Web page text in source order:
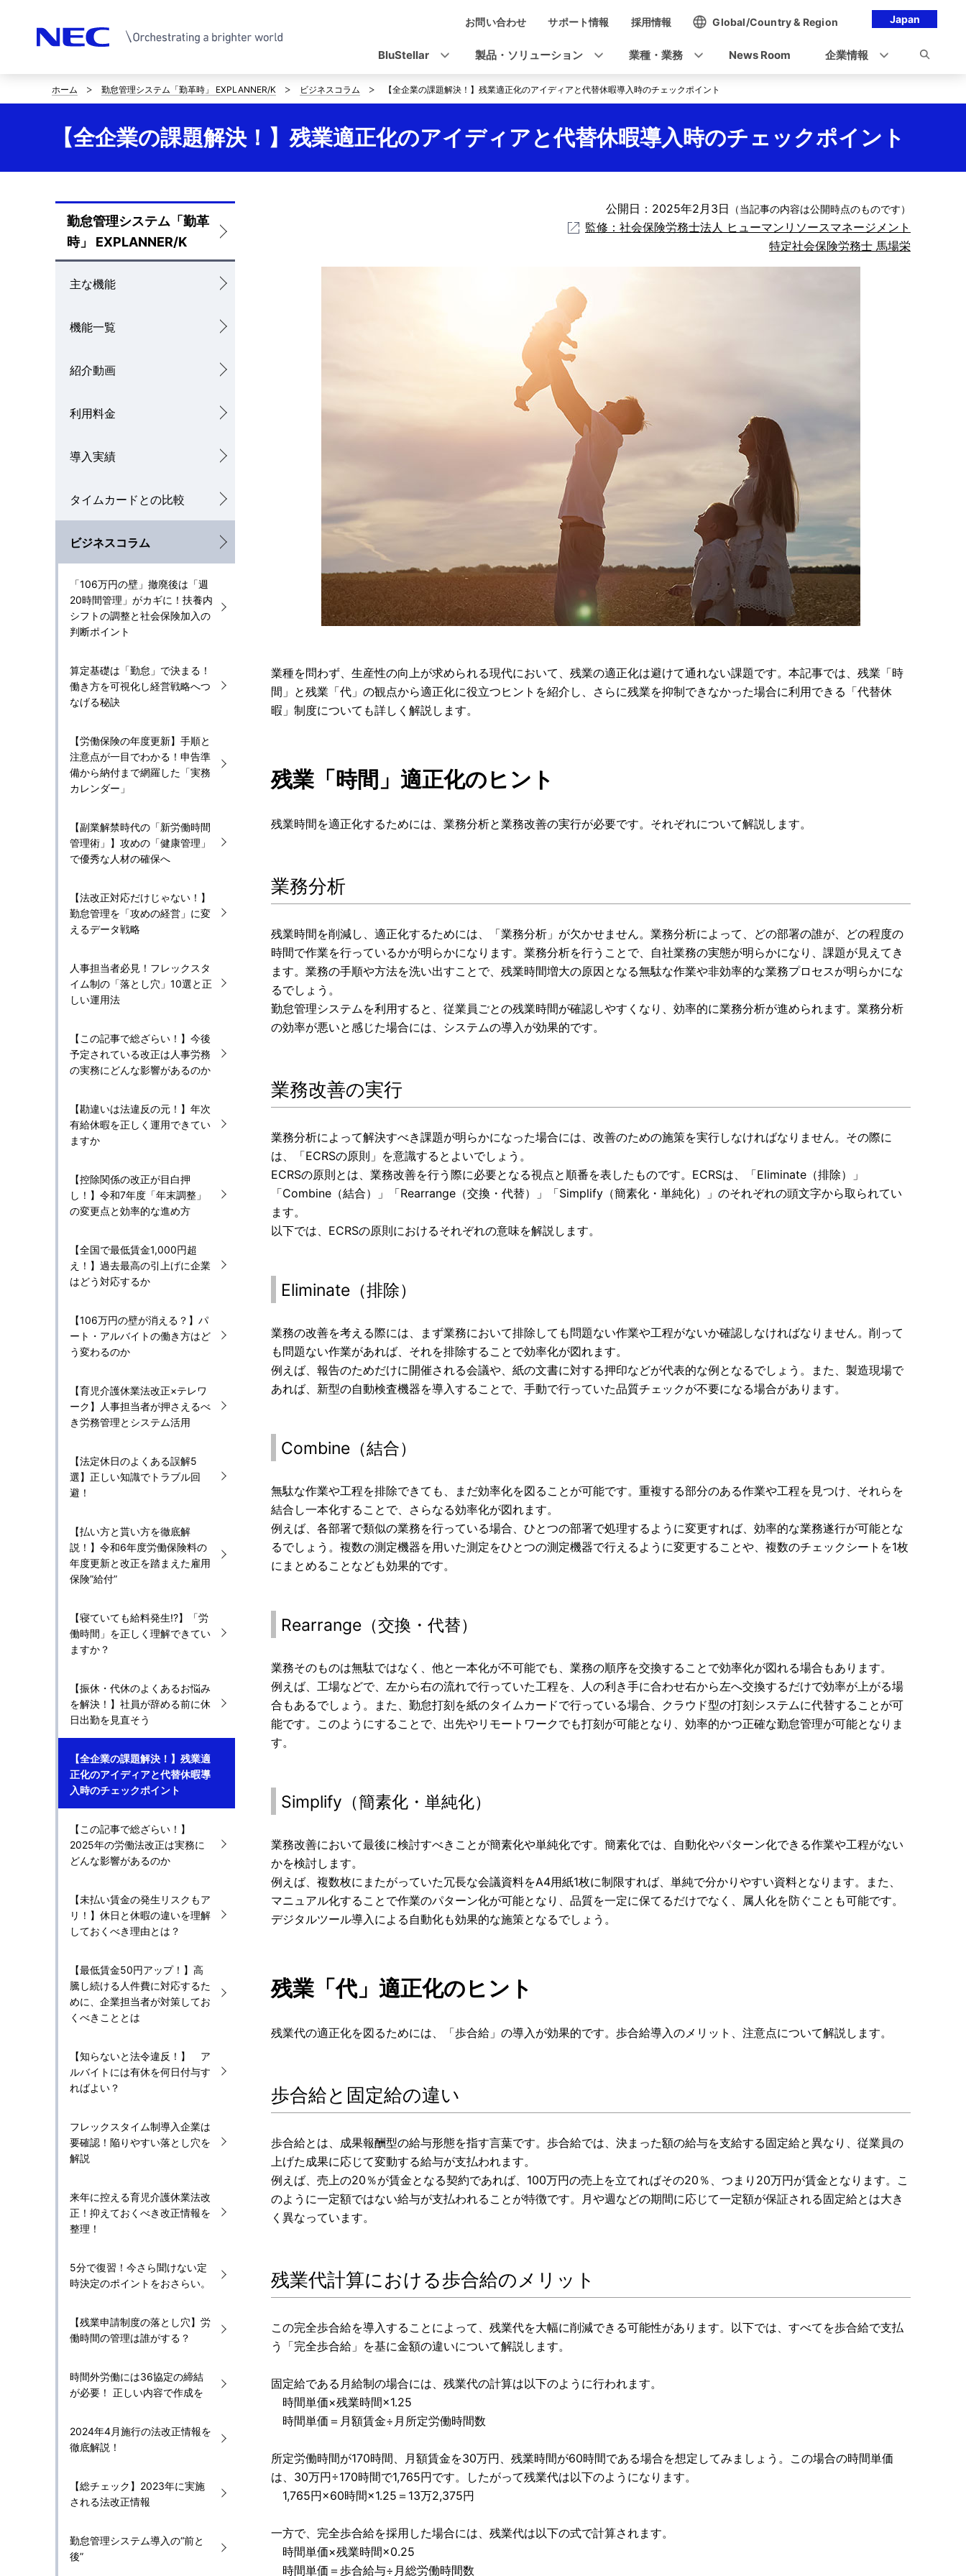
Japan
ゲ
ー
シ
お問い合わせ サポート情報 採用情報 Global/Country & Region
BluStellar 製品・ソリューション 業種・業務 News Room 企業情報
サ
イ
ト
の
現
在
ま
ホーム 勤怠管理システム「勤革時」 EXPLANNER/K ビジネスコラム 【全企業の課題解決！】残業適正化のアイディアと代替休暇導入時のチェックポイント
【全企業の課題解決！】残業適正化のアイディアと代替休暇導入時のチェックポイント
ロ
ー
カ
ビ
シ
ン
勤怠管理システム「勤革
時」 EXPLANNER/K
主な機能
機能一覧
紹介動画
利用料金
導入実績
タイムカードとの比較
ビジネスコラム
「106万円の壁」撤廃後は「週
20時間管理」がカギに！扶養内
シフトの調整と社会保険加入の
判断ポイント
算定基礎は「勤怠」で決まる！
働き方を可視化し経営戦略へつ
なげる秘訣
【労働保険の年度更新】手順と
注意点が一目でわかる！申告準
備から納付まで網羅した「実務
カレンダー」
【副業解禁時代の「新労働時間
管理術」】攻めの「健康管理」
で優秀な人材の確保へ
【法改正対応だけじゃない！】
勤怠管理を「攻めの経営」に変
えるデータ戦略
人事担当者必見！フレックスタ
イム制の「落とし穴」10選と正
しい運用法
【この記事で総ざらい！】今後
予定されている改正は人事労務
の実務にどんな影響があるのか
【勘違いは法違反の元！】年次
有給休暇を正しく運用できてい
ますか
【控除関係の改正が目白押
し！】令和7年度「年末調整」
の変更点と効率的な進め方
【全国で最低賃金1,000円超
え！】過去最高の引上げに企業
はどう対応するか
【106万円の壁が消える？】パ
ート・アルバイトの働き方はど
う変わるのか
【育児介護休業法改正×テレワ
ーク】人事担当者が押さえるべ
き労務管理とシステム活用
【法定休日のよくある誤解5
選】正しい知識でトラブル回
避！
【払い方と貰い方を徹底解
説！】令和6年度労働保険料の
年度更新と改正を踏まえた雇用
保険”給付”
【寝ていても給料発生!?】「労
働時間」を正しく理解できてい
ますか？
【振休・代休のよくあるお悩み
を解決！】社員が辞める前に休
日出勤を見直そう
【全企業の課題解決！】残業適
正化のアイディアと代替休暇導
入時のチェックポイント
【この記事で総ざらい！】
2025年の労働法改正は実務に
どんな影響があるのか
【未払い賃金の発生リスクもア
リ！】休日と休暇の違いを理解
しておくべき理由とは？
【最低賃金50円アップ！】高
騰し続ける人件費に対応するた
めに、企業担当者が対策してお
くべきこととは
【知らないと法令違反！】 ア
ルバイトには有休を何日付与す
ればよい？
フレックスタイム制導入企業は
要確認！陥りやすい落とし穴を
解説
来年に控える育児介護休業法改
正！抑えておくべき改正情報を
整理！
5分で復習！今さら聞けない定
時決定のポイントをおさらい。
【残業申請制度の落とし穴】労
働時間の管理は誰がする？
時間外労働には36協定の締結
が必要！ 正しい内容で作成を
2024年4月施行の法改正情報を
徹底解説！
【総チェック】2023年に実施
される法改正情報
勤怠管理システム導入の“前と
後”
公開日：2025年2月3日 （当記事の内容は公開時点のものです）
監修：社会保険労務士法人 ヒューマンリソースマネージメント
特定社会保険労務士 馬場栄
業種を問わず、生産性の向上が求められる現代において、残業の適正化は避けて通れない課題です。本記事では、残業「時
間」と残業「代」の観点から適正化に役立つヒントを紹介し、さらに残業を抑制できなかった場合に利用できる「代替休
暇」制度についても詳しく解説します。
残業「時間」適正化のヒント
残業時間を適正化するためには、業務分析と業務改善の実行が必要です。それぞれについて解説します。
業務分析
残業時間を削減し、適正化するためには、「業務分析」が欠かせません。業務分析によって、どの部署の誰が、どの程度の
時間で作業を行っているかが明らかになります。業務分析を行うことで、自社業務の実態が明らかになり、課題が見えてき
ます。業務の手順や方法を洗い出すことで、残業時間増大の原因となる無駄な作業や非効率的な業務プロセスが明らかにな
るでしょう。
勤怠管理システムを利用すると、従業員ごとの残業時間が確認しやすくなり、効率的に業務分析が進められます。業務分析
の効率が悪いと感じた場合には、システムの導入が効果的です。
業務改善の実行
業務分析によって解決すべき課題が明らかになった場合には、改善のための施策を実行しなければなりません。その際に
は、「ECRSの原則」を意識するとよいでしょう。
ECRSの原則とは、業務改善を行う際に必要となる視点と順番を表したものです。ECRSは、「Eliminate（排除）」
「Combine（結合）」「Rearrange（交換・代替）」「Simplify（簡素化・単純化）」のそれぞれの頭文字から取られてい
ます。
以下では、ECRSの原則におけるそれぞれの意味を解説します。
Eliminate（排除）
業務の改善を考える際には、まず業務において排除しても問題ない作業や工程がないか確認しなければなりません。削って
も問題ない作業があれば、それを排除することで効率化が図れます。
例えば、報告のためだけに開催される会議や、紙の文書に対する押印などが代表的な例となるでしょう。また、製造現場で
あれば、新型の自動検査機器を導入することで、手動で行っていた品質チェックが不要になる場合があります。
Combine（結合）
無駄な作業や工程を排除できても、まだ効率化を図ることが可能です。重複する部分のある作業や工程を見つけ、それらを
結合し一本化することで、さらなる効率化が図れます。
例えば、各部署で類似の業務を行っている場合、ひとつの部署で処理するように変更すれば、効率的な業務遂行が可能とな
るでしょう。複数の測定機器を用いた測定をひとつの測定機器で行えるように変更することや、複数のチェックシートを1枚
にまとめることなども効果的です。
Rearrange（交換・代替）
業務そのものは無駄ではなく、他と一本化が不可能でも、業務の順序を交換することで効率化が図れる場合もあります。
例えば、工場などで、左から右の流れで行っていた工程を、人の利き手に合わせ右から左へ交換するだけで効率が上がる場
合もあるでしょう。また、勤怠打刻を紙のタイムカードで行っている場合、クラウド型の打刻システムに代替することが可
能です。このようにすることで、出先やリモートワークでも打刻が可能となり、効率的かつ正確な勤怠管理が可能となりま
す。
Simplify（簡素化・単純化）
業務改善において最後に検討すべきことが簡素化や単純化です。簡素化では、自動化やパターン化できる作業や工程がない
かを検討します。
例えば、複数枚にまたがっていた冗長な会議資料をA4用紙1枚に制限すれば、単純で分かりやすい資料となります。また、
マニュアル化することで作業のパターン化が可能となり、品質を一定に保てるだけでなく、属人化を防ぐことも可能です。
デジタルツール導入による自動化も効果的な施策となるでしょう。
残業「代」適正化のヒント
残業代の適正化を図るためには、「歩合給」の導入が効果的です。歩合給導入のメリット、注意点について解説します。
歩合給と固定給の違い
歩合給とは、成果報酬型の給与形態を指す言葉です。歩合給では、決まった額の給与を支給する固定給と異なり、従業員の
上げた成果に応じて変動する給与が支払われます。
例えば、売上の20％が賃金となる契約であれば、100万円の売上を立てればその20％、つまり20万円が賃金となります。こ
のように一定額ではない給与が支払われることが特徴です。月や週などの期間に応じて一定額が保証される固定給とは大き
く異なっています。
残業代計算における歩合給のメリット
この完全歩合給を導入することによって、残業代を大幅に削減できる可能性があります。以下では、すべてを歩合給で支払
う「完全歩合給」を基に金額の違いについて解説します。
固定給である月給制の場合には、残業代の計算は以下のように行われます。
時間単価×残業時間×1.25
時間単価＝月額賃金÷月所定労働時間数
所定労働時間が170時間、月額賃金を30万円、残業時間が60時間である場合を想定してみましょう。この場合の時間単価
は、30万円÷170時間で1,765円です。したがって残業代は以下のようになります。
1,765円×60時間×1.25＝13万2,375円
一方で、完全歩合給を採用した場合には、残業代は以下の式で計算されます。
時間単価×残業時間×0.25
時間単価＝歩合給与÷月総労働時間数